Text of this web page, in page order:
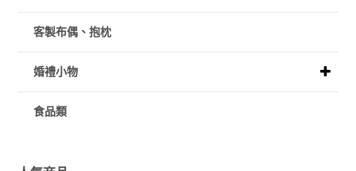
客製布偶、抱枕
婚禮小物
食品類